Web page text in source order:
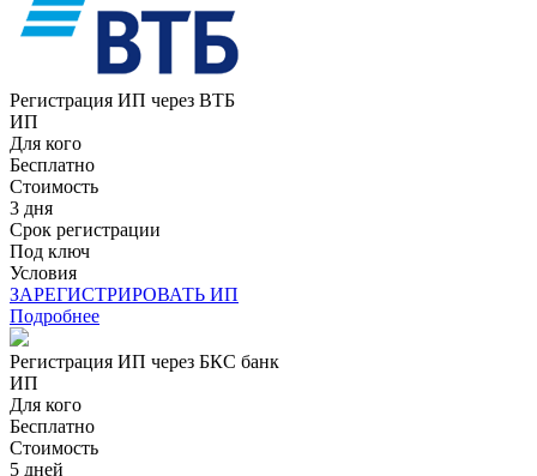
Регистрация ИП через ВТБ
ИП
Для кого
Бесплатно
Стоимость
3 дня
Срок регистрации
Под ключ
Условия
ЗАРЕГИСТРИРОВАТЬ ИП
Подробнее
Регистрация ИП через БКС банк
ИП
Для кого
Бесплатно
Стоимость
5 дней